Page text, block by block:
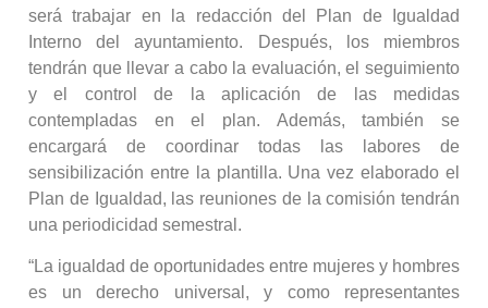
será trabajar en la redacción del Plan de Igualdad
Interno del ayuntamiento. Después, los miembros
tendrán que llevar a cabo la evaluación, el seguimiento
y el control de la aplicación de las medidas
contempladas en el plan. Además, también se
encargará de coordinar todas las labores de
sensibilización entre la plantilla. Una vez elaborado el
Plan de Igualdad, las reuniones de la comisión tendrán
una periodicidad semestral.
“La igualdad de oportunidades entre mujeres y hombres
es un derecho universal, y como representantes